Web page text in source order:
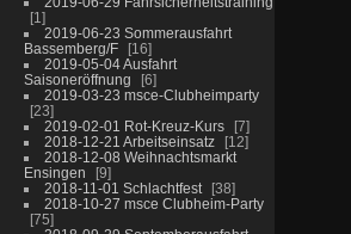
1
2019-06-23 Sommerausfahrt
Bassemberg/F
16
2019-05-04 Ausfahrt
Saisoneröffnung
6
2019-03-23 msce-Clubheimparty
23
2019-02-01 Rot-Kreuz-Kurs
7
2018-12-21 Arbeitseinsatz
12
2018-12-08 Weihnachtsmarkt
Ensingen
9
2018-11-01 Schlachtfest
38
2018-10-27 msce Clubheim-Party
75